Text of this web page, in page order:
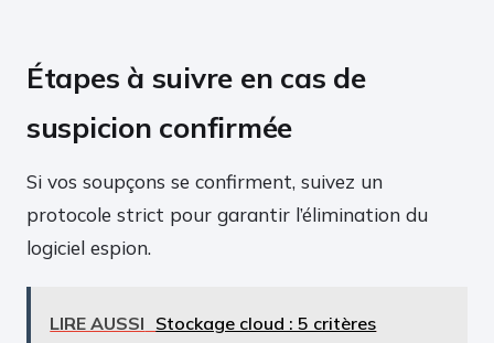
Étapes à suivre en cas de
suspicion confirmée
Si vos soupçons se confirment, suivez un
protocole strict pour garantir l’élimination du
logiciel espion.
LIRE AUSSI Stockage cloud : 5 critères